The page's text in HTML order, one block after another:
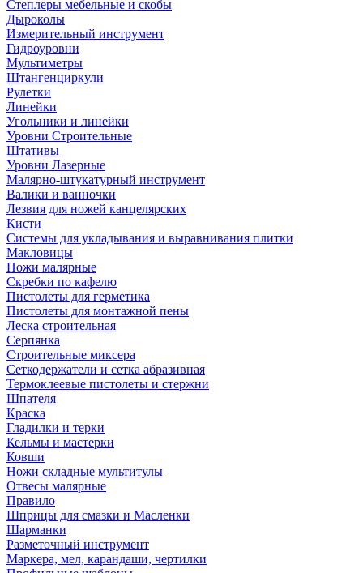
Степлеры мебельные и скобы
Дыроколы
Измерительный инструмент
Гидроуровни
Мультиметры
Штангенциркули
Рулетки
Линейки
Угольники и линейки
Уровни Строительные
Штативы
Уровни Лазерные
Малярно-штукатурный инструмент
Валики и ванночки
Лезвия для ножей канцелярских
Кисти
Системы для укладывания и выравнивания плитки
Макловицы
Ножи малярные
Скребки по кафелю
Пистолеты для герметика
Пистолеты для монтажной пены
Леска строительная
Серпянка
Строительные миксера
Сеткодержатели и сетка абразивная
Термоклеевые пистолеты и стержни
Шпателя
Краска
Гладилки и терки
Кельмы и мастерки
Ковши
Ножи складные мультитулы
Отвесы малярные
Правило
Шприцы для смазки и Масленки
Шарманки
Разметочный инструмент
Маркера, мел, карандаши, чертилки